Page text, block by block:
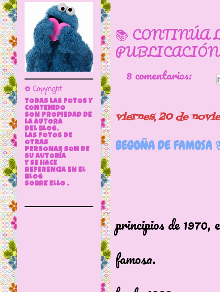
📚 CONTINÚA
8 comentarios:
viernes, 20 de
BEGOÑA DE FAMOSA
principios de 1970,
Esta
famosa.
✿ Copyright
TODAS LAS FOTOS Y
CONTENIDO
SON PROPIEDAD DE
LA AUTORA
DEL BLOG.
LAS FOTOS DE
OTRAS
PERSONAS SON DE
SU AUTORÍA
Y SE HACE
REFERENCIA EN EL
BLOG
SOBRE ELLO .